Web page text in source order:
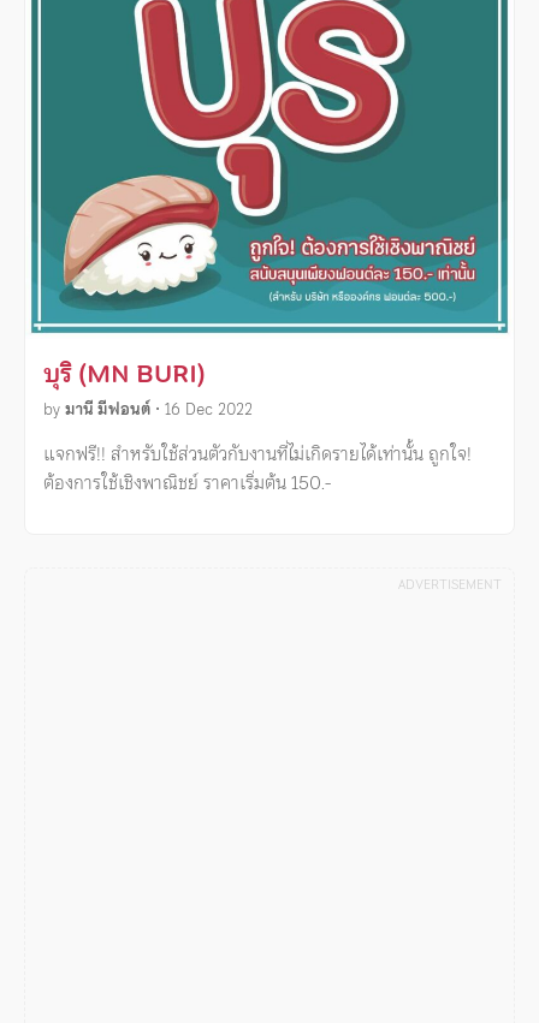
บุริ (MN BURI)
byมานี มีฟอนต์ • 16 Dec 2022
แจกฟรี!! สำหรับใช้ส่วนตัวกับงานที่ไม่เกิดรายได้เท่านั้น ถูกใจ!
ต้องการใช้เชิงพาณิชย์ ราคาเริ่มต้น 150.-